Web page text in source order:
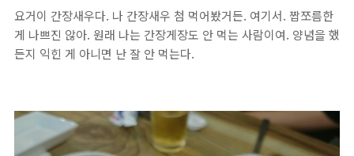
요거이 간장새우다. 나 간장새우 첨 먹어봤거든. 여기서. 짭쪼름한
게 나쁘진 않아. 원래 나는 간장게장도 안 먹는 사람이여. 양념을 했
든지 익힌 게 아니면 난 잘 안 먹는다.